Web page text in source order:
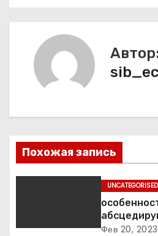
я
п
о
Похожая запись
UNCATEGORISED
код по
Фев 20, 2023